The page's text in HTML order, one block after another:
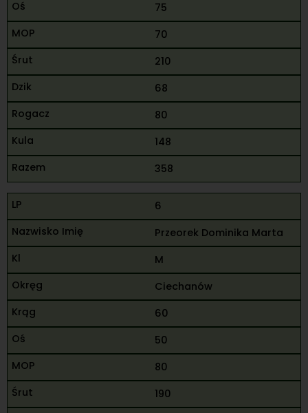
75
70
210
68
80
148
358
6
Przeorek Dominika Marta
M
Ciechanów
60
50
80
190